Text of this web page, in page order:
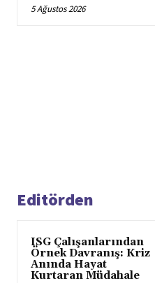
5 Ağustos 2026
Editörden
ISG Çalışanlarından
Örnek Davranış: Kriz
Anında Hayat
Kurtaran Müdahale